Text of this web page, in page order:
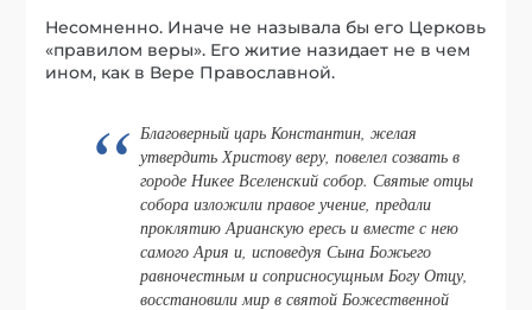
Несомненно. Иначе не называла бы его Церковь
«правилом веры». Его житие назидает не в чем
ином, как в Вере Православной.
Благоверный царь Константин, желая
утвердить Христову веру, повелел созвать в
городе Никее Вселенский собор. Святые отцы
собора изложили правое учение, предали
проклятию Арианскую ересь и вместе с нею
самого Ария и, исповедуя Сына Божьего
равночестным и соприсносущным Богу Отцу,
восстановили мир в святой Божественной